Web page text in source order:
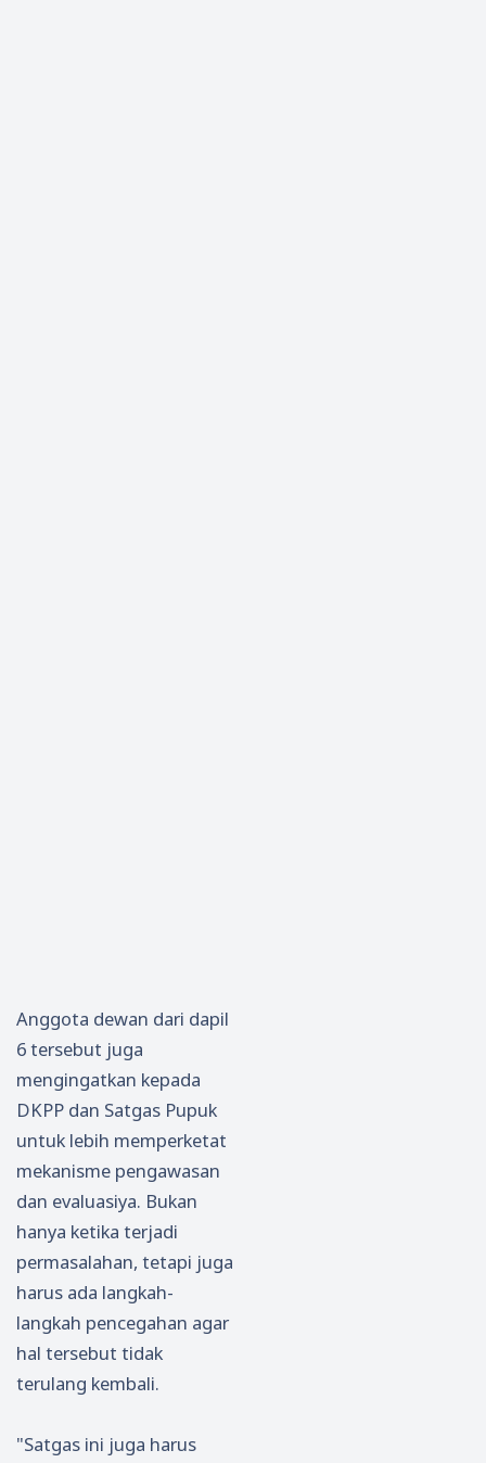
Anggota dewan dari dapil
6 tersebut juga
mengingatkan kepada
DKPP dan Satgas Pupuk
untuk lebih memperketat
mekanisme pengawasan
dan evaluasiya. Bukan
hanya ketika terjadi
permasalahan, tetapi juga
harus ada langkah-
langkah pencegahan agar
hal tersebut tidak
terulang kembali.
"Satgas ini juga harus